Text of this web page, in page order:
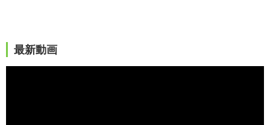
最新動画